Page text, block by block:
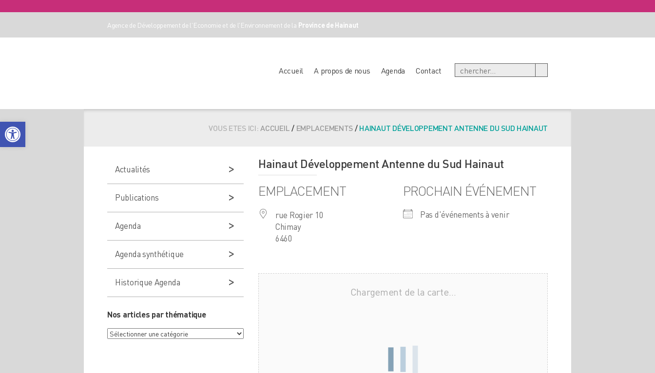
Agence de Développement de l'Economie et de l'Environnement de la Province de Hainaut
Accueil A propos de nous Agenda Contact
VOUS ETES ICI: ACCUEIL/ EMPLACEMENTS/HAINAUT DÉVELOPPEMENT ANTENNE DU SUD HAINAUT
Hainaut Développement Antenne du Sud Hainaut
EMPLACEMENT
rue Rogier 10
Chimay
6460
PROCHAIN ÉVÉNEMENT
Pas d'événements à venir
Chargement de la carte…
Actualités
Publications
Agenda
Agenda synthétique
Historique Agenda
Nos articles par thématique
Nos
articles
Ouvrir la barre d’outils